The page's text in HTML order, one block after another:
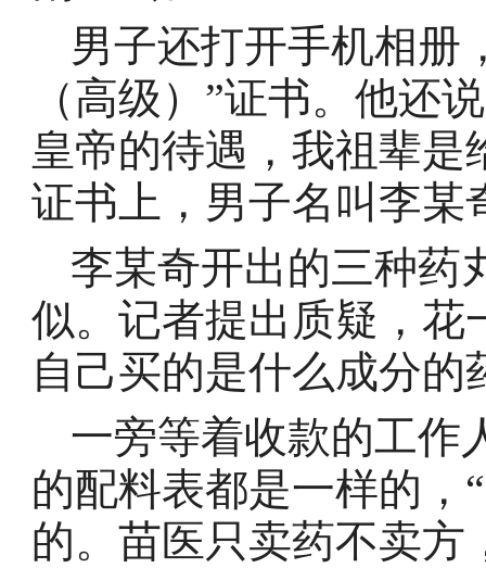
男子还打开手机相册
（高级）”证书。他还
皇帝的待遇，我祖辈是
证书上，男子名叫李某
李某奇开出的三种药
似。记者提出质疑，花
自己买的是什么成分的
一旁等着收款的工作
的配料表都是一样的，
的。苗医只卖药不卖方